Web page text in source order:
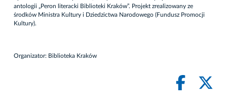
antologii „Peron literacki Biblioteki Kraków”. Projekt zrealizowany ze
środków Ministra Kultury i Dziedzictwa Narodowego (Fundusz Promocji
Kultury).
Organizator: Biblioteka Kraków